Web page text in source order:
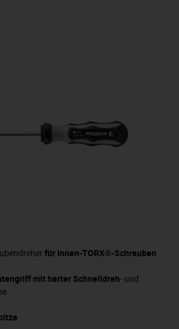
für Innen-TORX®-Schrauben
mit harter Schnelldreh- und